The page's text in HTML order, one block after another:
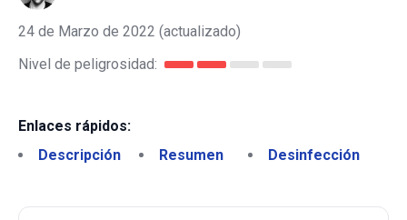
24 de Marzo de 2022 (actualizado)
Nivel de peligrosidad:
Enlaces rápidos:
Descripción
Resumen Desinfección